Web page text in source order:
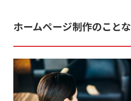
ホームページ制作のこと